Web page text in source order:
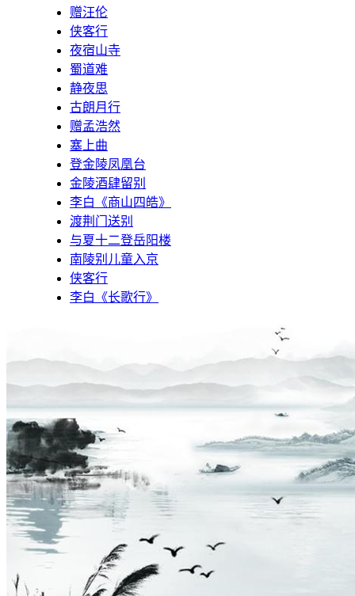
赠汪伦
侠客行
夜宿山寺
蜀道难
静夜思
古朗月行
赠孟浩然
塞上曲
登金陵凤凰台
金陵酒肆留别
李白《商山四皓》
渡荆门送别
与夏十二登岳阳楼
南陵别儿童入京
侠客行
李白《长歌行》